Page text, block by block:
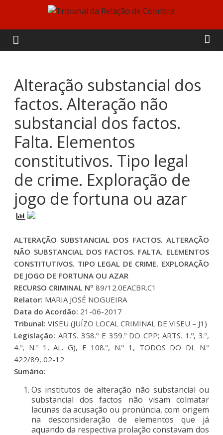
content
Tribunal
da
Relação
de
Coimbra
Alteração substancial dos
factos. Alteração não
substancial dos factos.
Falta. Elementos
constitutivos. Tipo legal
de crime. Exploração de
jogo de fortuna ou azar
ALTERAÇÃO SUBSTANCIAL DOS FACTOS. ALTERAÇÃO
NÃO SUBSTANCIAL DOS FACTOS. FALTA. ELEMENTOS
CONSTITUTIVOS. TIPO LEGAL DE CRIME. EXPLORAÇÃO
DE JOGO DE FORTUNA OU AZAR
RECURSO CRIMINAL Nº 89/12.0EACBR.C1
Relator: MARIA JOSÉ NOGUEIRA
Data do Acordão: 21-06-2017
Tribunal: VISEU (JUÍZO LOCAL CRIMINAL DE VISEU – J1)
Legislação:ARTS. 358.º E 359.º DO CPP; ARTS. 1.º, 3.º,
4.º, N.º 1, AL. G), E 108.º, N.º 1, TODOS DO DL N.º
422/89, 02-12
Sumário:
Os institutos de alteração não substancial ou
substancial dos factos não visam colmatar
lacunas da acusação ou pronúncia, com origem
na desconsideração de elementos que já
aquando da respectiva prolação constavam dos